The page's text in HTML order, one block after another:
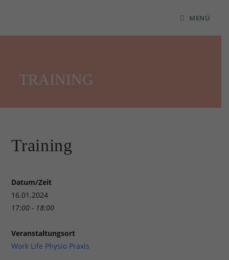
MENÜ
TRAINING
Training
Datum/Zeit
16.01.2024
17:00 - 18:00
Veranstaltungsort
Work Life Physio Praxis